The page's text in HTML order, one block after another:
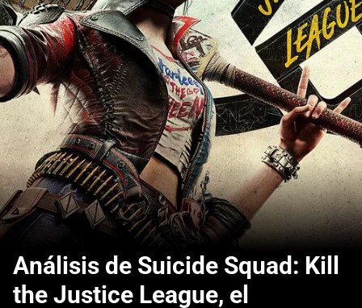
Análisis de Suicide Squad: Kill
the Justice League, el